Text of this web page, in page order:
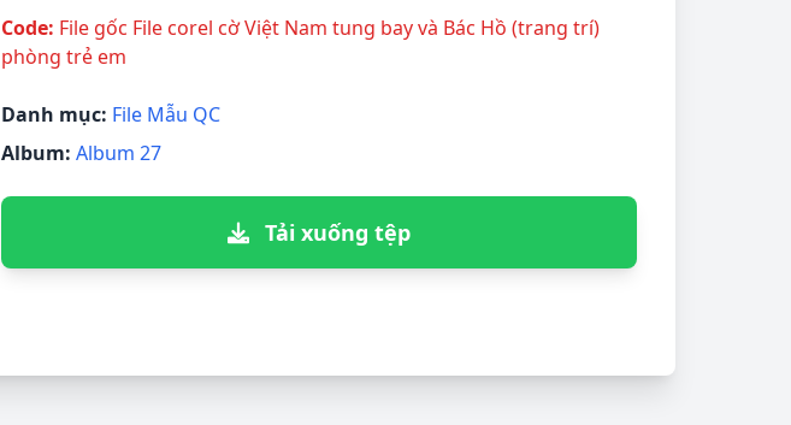
Code: File gốc File corel cờ Việt Nam tung bay và Bác Hồ (trang trí)
phòng trẻ em
Danh mục: File Mẫu QC
Album: Album 27
Tải xuống tệp